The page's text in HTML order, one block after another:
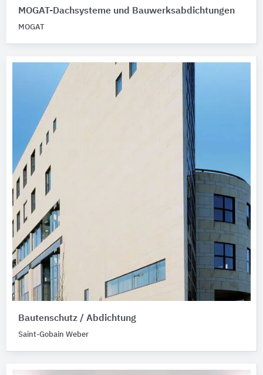
MOGAT-Dachsysteme und Bauwerksabdichtungen
MOGAT
Bautenschutz / Abdichtung
Saint-Gobain Weber